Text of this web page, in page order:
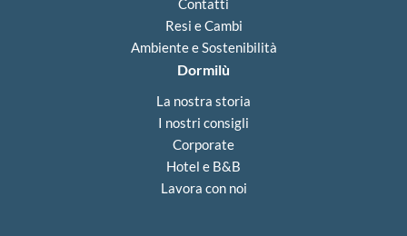
Contatti
Resi e Cambi
Ambiente e Sostenibilità
Dormilù
La nostra storia
I nostri consigli
Corporate
Hotel e B&B
Lavora con noi